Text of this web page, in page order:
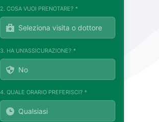
2. COSA VUOI PRENOTARE? *
3. HA UN'ASSICURAZIONE? *
4. QUALE ORARIO PREFERISCI? *